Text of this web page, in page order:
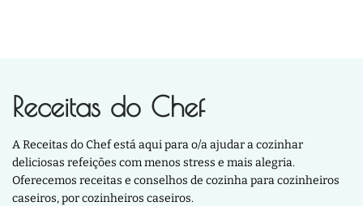
Receitas do Chef
A Receitas do Chef está aqui para o/a ajudar a cozinhar
deliciosas refeições com menos stress e mais alegria.
Oferecemos receitas e conselhos de cozinha para cozinheiros
caseiros, por cozinheiros caseiros.